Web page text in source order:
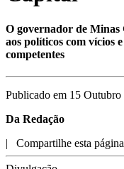
O governador de Minas
aos políticos com vícios
competentes
Publicado em 15 Outubro
Da Redação
| Compartilhe esta